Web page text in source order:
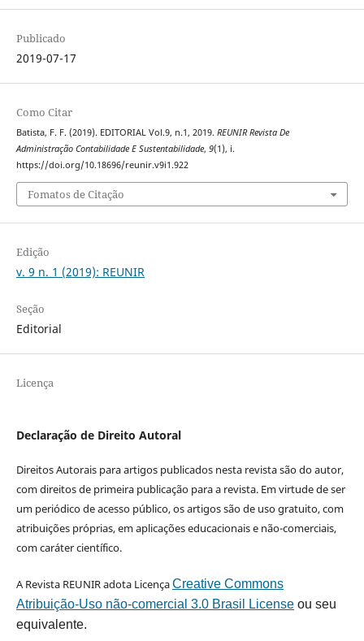
Publicado
2019-07-17
Como Citar
Batista, F. F. (2019). EDITORIAL Vol.9, n.1, 2019. REUNIR Revista De
Administração Contabilidade E Sustentabilidade, 9(1), i.
https://doi.org/10.18696/reunir.v9i1.922
Fomatos de Citação
Edição
v. 9 n. 1 (2019): REUNIR
Seção
Editorial
Licença
Declaração de Direito Autoral
Direitos Autorais para artigos publicados nesta revista são do autor,
com direitos de primeira publicação para a revista. Em virtude de ser
um periódico de acesso público, os artigos são de uso gratuito, com
atribuições próprias, em aplicações educacionais e não-comerciais,
com caráter científico.
A Revista REUNIR adota LicençaCreative Commons
Atribuição-Uso não-comercial 3.0 Brasil Licenseou seu
equivalente.